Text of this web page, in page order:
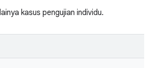
kasus pengujian individu.